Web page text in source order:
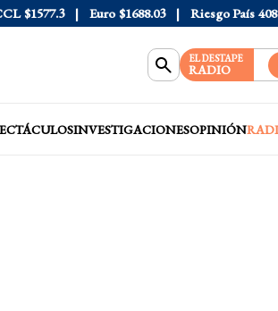
$1577.3 Euro $1688.03 Riesgo País 408
EL DESTAPE
RADIO
INVESTIGACIONESOPINIÓN